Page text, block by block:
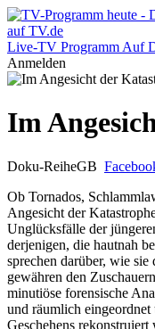
Live-TV Programm Auf
Anmelden
Im
Doku-ReiheGB
Ob Tornados,
Angesicht der
Unglücksfälle der
derjenigen, die hautnah
sprechen darüber, wie
gewähren den
minutiöse forensische
und räumlich eingeordnet
Geschehens